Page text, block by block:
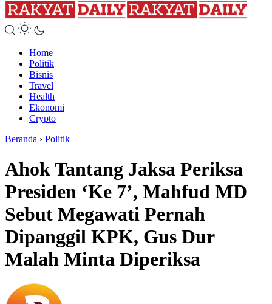
Home
Politik
Bisnis
Travel
Health
Ekonomi
Crypto
Beranda › Politik
Ahok Tantang Jaksa Periksa
Presiden ‘Ke 7’, Mahfud MD
Sebut Megawati Pernah
Dipanggil KPK, Gus Dur
Malah Minta Diperiksa